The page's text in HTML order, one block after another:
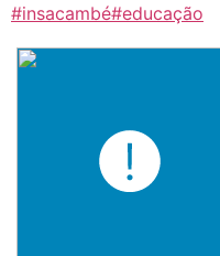
#insacambé#educação